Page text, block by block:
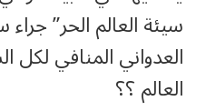
سيئة العالم الحر”
العدواني المنافي لكل
العالم ؟؟